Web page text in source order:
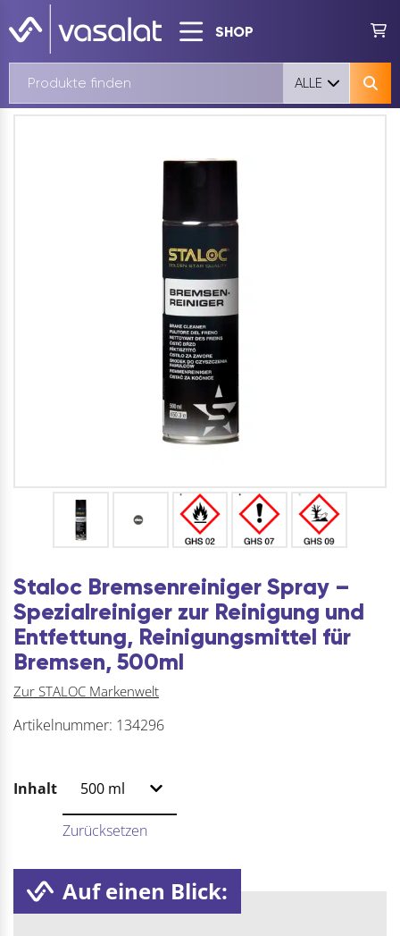
SHOP
ALLE
Staloc Bremsenreiniger Spray –
Spezialreiniger zur Reinigung und
Entfettung, Reinigungsmittel für
Bremsen, 500ml
Zur STALOC Markenwelt
Artikelnummer: 134296
Inhalt
Zurücksetzen
Auf einen Blick: